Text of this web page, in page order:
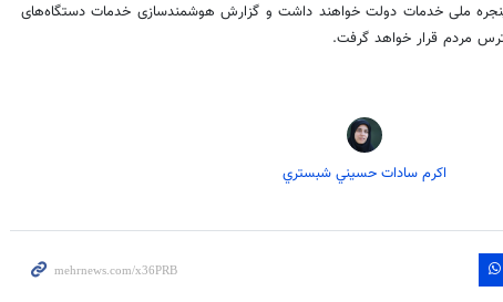
پنجره ملی خدمات دولت خواهند داشت و گزارش هوشمندسازی خدمات دستگاه‌های
مردم قرار خواهد گرفت.
اكرم سادات حسيني شبستري